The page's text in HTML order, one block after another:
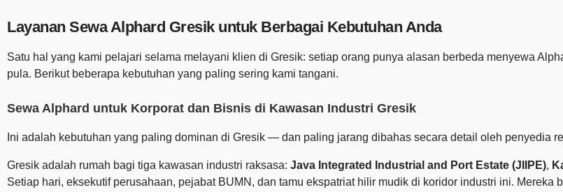
Layanan Sewa Alphard Gresik untuk Berbagai Kebutuhan Anda
Satu hal yang kami pelajari selama melayani klien di Gresik: setiap orang punya alasan berbeda menyewa
pula. Berikut beberapa kebutuhan yang paling sering kami tangani.
Sewa Alphard untuk Korporat dan Bisnis di Kawasan Industri Gresik
Ini adalah kebutuhan yang paling dominan di Gresik — dan paling jarang dibahas secara detail oleh penyedia
Gresik adalah rumah bagi tiga kawasan industri raksasa: Java Integrated Industrial and Port Estate (JIIPE),
Setiap hari, eksekutif perusahaan, pejabat BUMN, dan tamu ekspatriat hilir mudik di koridor industri ini. Mereka